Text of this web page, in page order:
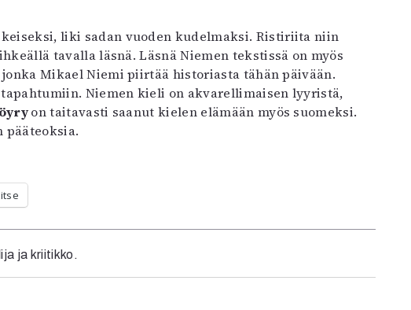
liki sadan vuoden kudelmaksi. Ristiriita niin
tavalla läsnä. Läsnä Niemen tekstissä on myös
Mikael Niemi piirtää historiasta tähän päivään.
Niemen kieli on akvarellimaisen lyyristä,
on taitavasti saanut kielen elämään myös suomeksi.
pääteoksia.
ja kriitikko.